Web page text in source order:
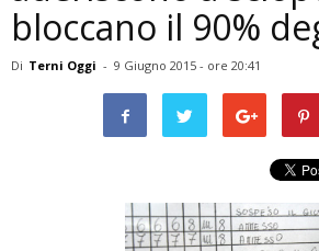
bloccano il 90%
Di Terni Oggi - 9 Giugno 2015 - ore 20:41